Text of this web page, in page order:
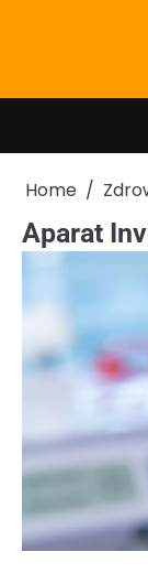
Home
Aparat